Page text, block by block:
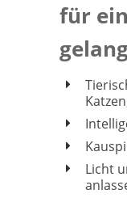
für
Licht